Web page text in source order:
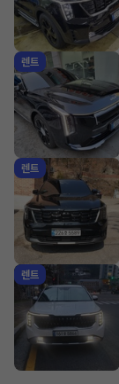
렌트
렌트
렌트